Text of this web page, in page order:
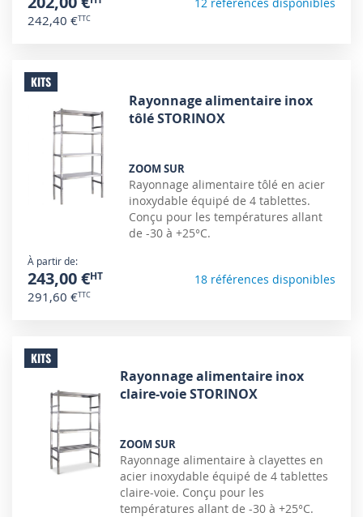
242,40 €
12 références disponibles
KITS
Rayonnage alimentaire inox
tôlé STORINOX
ZOOM SUR
Rayonnage alimentaire tôlé en acier
inoxydable équipé de 4 tablettes.
Conçu pour les températures allant
de -30 à +25°C.
À partir de
243,00 €
291,60 €
18 références disponibles
KITS
Rayonnage alimentaire inox
claire-voie STORINOX
ZOOM SUR
Rayonnage alimentaire à clayettes en
acier inoxydable équipé de 4 tablettes
claire-voie. Conçu pour les
températures allant de -30 à +25°C.